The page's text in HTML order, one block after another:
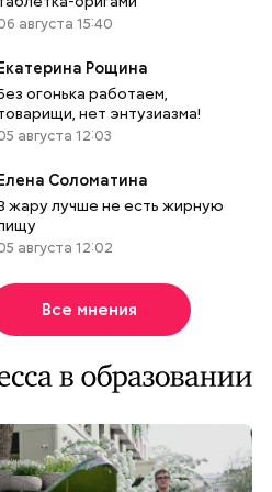
августа 15:40
Рощина
огонька работаем,
нет энтузиазма!
августа 12:03
Соломатина
жару лучше не есть жирную
августа 12:02
Все мнения